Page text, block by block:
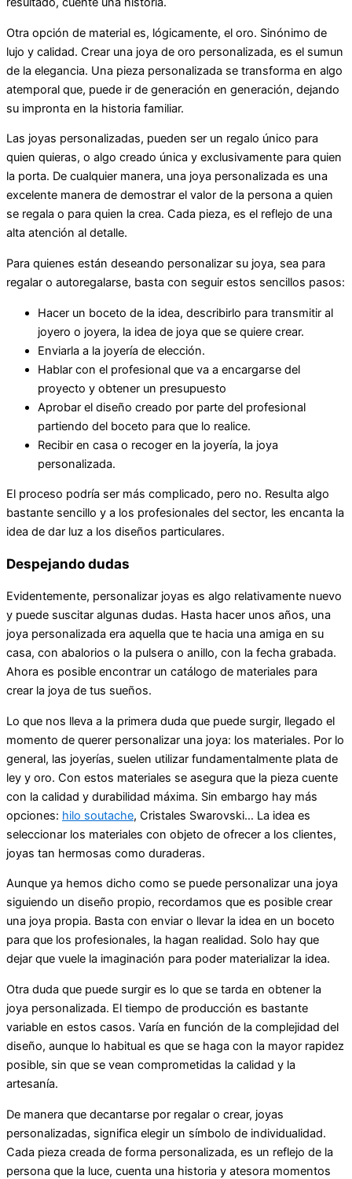
Otra opción de material es, lógicamente, el oro. Sinónimo de
lujo y calidad. Crear una joya de oro personalizada, es el sumun
de la elegancia. Una pieza personalizada se transforma en algo
atemporal que, puede ir de generación en generación, dejando
su impronta en la historia familiar.
Las joyas personalizadas, pueden ser un regalo único para
quien quieras, o algo creado única y exclusivamente para quien
la porta. De cualquier manera, una joya personalizada es una
excelente manera de demostrar el valor de la persona a quien
se regala o para quien la crea. Cada pieza, es el reflejo de una
alta atención al detalle.
Para quienes están deseando personalizar su joya, sea para
regalar o autoregalarse, basta con seguir estos sencillos pasos:
Hacer un boceto de la idea, describirlo para transmitir al
joyero o joyera, la idea de joya que se quiere crear.
Enviarla a la joyería de elección.
Hablar con el profesional que va a encargarse del
proyecto y obtener un presupuesto
Aprobar el diseño creado por parte del profesional
partiendo del boceto para que lo realice.
Recibir en casa o recoger en la joyería, la joya
personalizada.
El proceso podría ser más complicado, pero no. Resulta algo
bastante sencillo y a los profesionales del sector, les encanta la
idea de dar luz a los diseños particulares.
Despejando dudas
Evidentemente, personalizar joyas es algo relativamente nuevo
y puede suscitar algunas dudas. Hasta hacer unos años, una
joya personalizada era aquella que te hacia una amiga en su
casa, con abalorios o la pulsera o anillo, con la fecha grabada.
Ahora es posible encontrar un catálogo de materiales para
crear la joya de tus sueños.
Lo que nos lleva a la primera duda que puede surgir, llegado el
momento de querer personalizar una joya: los materiales. Por lo
general, las joyerías, suelen utilizar fundamentalmente plata de
ley y oro. Con estos materiales se asegura que la pieza cuente
con la calidad y durabilidad máxima. Sin embargo hay más
opciones: hilo soutache, Cristales Swarovski… La idea es
seleccionar los materiales con objeto de ofrecer a los clientes,
joyas tan hermosas como duraderas.
Aunque ya hemos dicho como se puede personalizar una joya
siguiendo un diseño propio, recordamos que es posible crear
una joya propia. Basta con enviar o llevar la idea en un boceto
para que los profesionales, la hagan realidad. Solo hay que
dejar que vuele la imaginación para poder materializar la idea.
Otra duda que puede surgir es lo que se tarda en obtener la
joya personalizada. El tiempo de producción es bastante
variable en estos casos. Varía en función de la complejidad del
diseño, aunque lo habitual es que se haga con la mayor rapidez
posible, sin que se vean comprometidas la calidad y la
artesanía.
De manera que decantarse por regalar o crear, joyas
personalizadas, significa elegir un símbolo de individualidad.
Cada pieza creada de forma personalizada, es un reflejo de la
persona que la luce, cuenta una historia y atesora momentos